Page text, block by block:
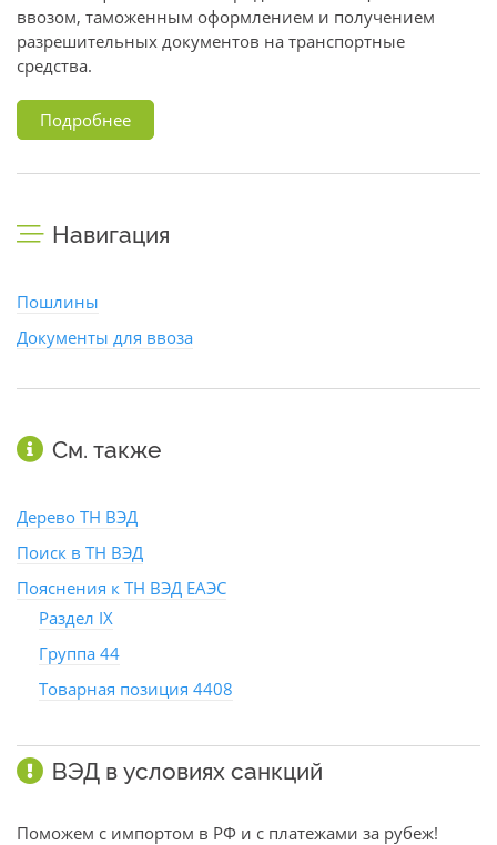
ввозом, таможенным оформлением и получением
разрешительных документов на транспортные
средства.
Подробнее
Навигация
Пошлины
Документы для ввоза
См. также
Дерево ТН ВЭД
Поиск в ТН ВЭД
Пояснения к ТН ВЭД ЕАЭС
Раздел IX
Группа 44
Товарная позиция 4408
ВЭД в условиях санкций
Поможем с импортом в РФ и с платежами за рубеж!